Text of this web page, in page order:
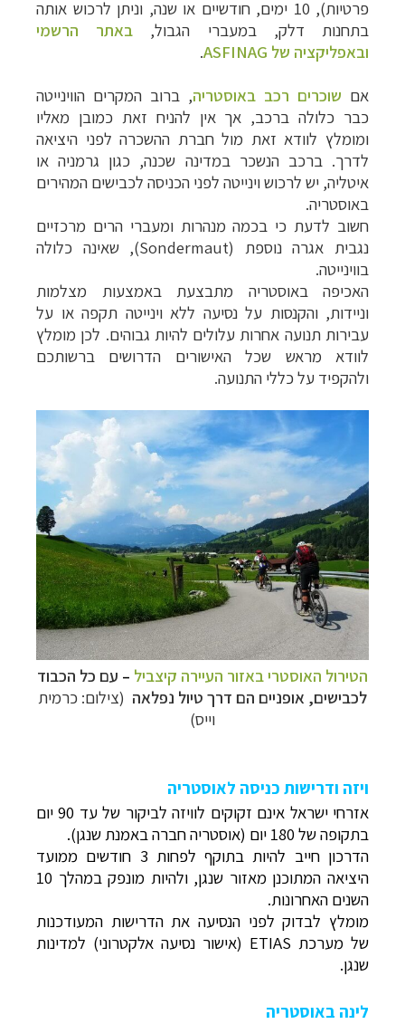
פרטיות), 10 ימים, חודשיים או שנה, וניתן לרכוש אותה
בתחנות דלק, במעברי הגבול, באתר הרשמי
ובאפליקציה של ASFINAG
.
אם שוכרים רכב באוסטריה, ברוב המקרים הווינייטה
כבר כלולה ברכב, אך אין להניח זאת כמובן מאליו
ומומלץ לוודא זאת מול חברת ההשכרה לפני היציאה
לדרך. ברכב הנשכר במדינה שכנה, כגון גרמניה או
איטליה, יש לרכוש וינייטה לפני הכניסה לכבישים המהירים
באוסטריה.
חשוב לדעת כי בכמה מנהרות ומעברי הרים מרכזיים
נגבית אגרה נוספת (Sondermaut), שאינה כלולה
בווינייטה.
האכיפה באוסטריה מתבצעת באמצעות מצלמות
וניידות, והקנסות על נסיעה ללא וינייטה תקפה או על
עבירות תנועה אחרות עלולים להיות גבוהים. לכן מומלץ
לוודא מראש שכל האישורים הדרושים ברשותכם
ולהקפיד על כללי התנועה.
הטירול האוסטרי באזור העיירה קיצביל – עם כל הכבוד
לכבישים, אופניים הם דרך טיול נפלאה (צילום: כרמית
וייס)
ויזה ודרישות כניסה לאוסטריה
אזרחי ישראל אינם זקוקים לוויזה לביקור של עד 90 יום
בתקופה של 180 יום (אוסטריה חברה באמנת שנגן).
הדרכון חייב להיות בתוקף לפחות 3 חודשים ממועד
היציאה המתוכנן מאזור שנגן, ולהיות מונפק במהלך 10
השנים האחרונות.
מומלץ לבדוק לפני הנסיעה את הדרישות המעודכנות
של
מערכת ETIAS (אישור נסיעה אלקטרוני) למדינות
שנגן.
לינה באוסטריה